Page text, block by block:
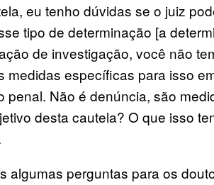
eu tenho dúvidas se o juiz
tipo de determinação [a
de investigação, você não
medidas específicas para isso
penal. Não é denúncia, são
desta cautela? O que isso
algumas perguntas para os